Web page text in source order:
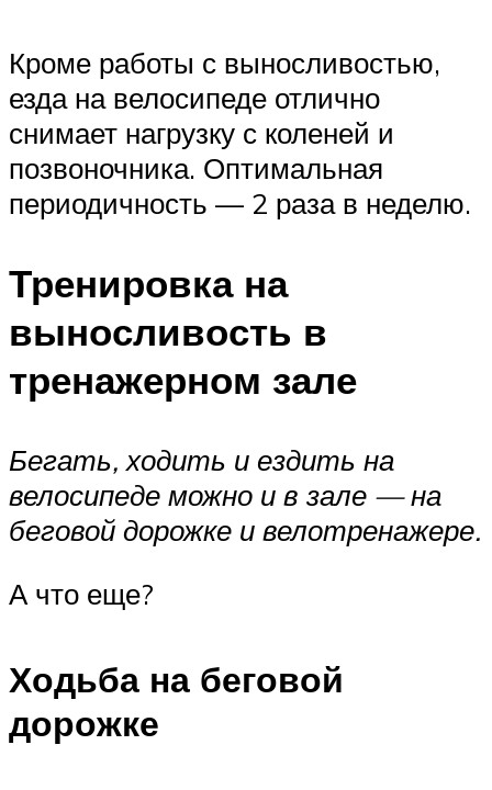
Кроме работы с выносливостью,
езда на велосипеде отлично
снимает нагрузку с коленей и
позвоночника. Оптимальная
периодичность — 2 раза в неделю.
Тренировка на
выносливость в
тренажерном зале
Бегать, ходить и ездить на
велосипеде можно и в зале — на
беговой дорожке и велотренажере.
А что еще?
Ходьба на беговой
дорожке